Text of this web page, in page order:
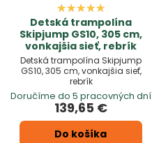
Detská trampolína
Skipjump GS10, 305 cm,
vonkajšia sieť, rebrík
Detská trampolína Skipjump
GS10, 305 cm, vonkajšia sieť,
rebrík
Doručíme do 5 pracovných dní
139,65 €
Do košíka